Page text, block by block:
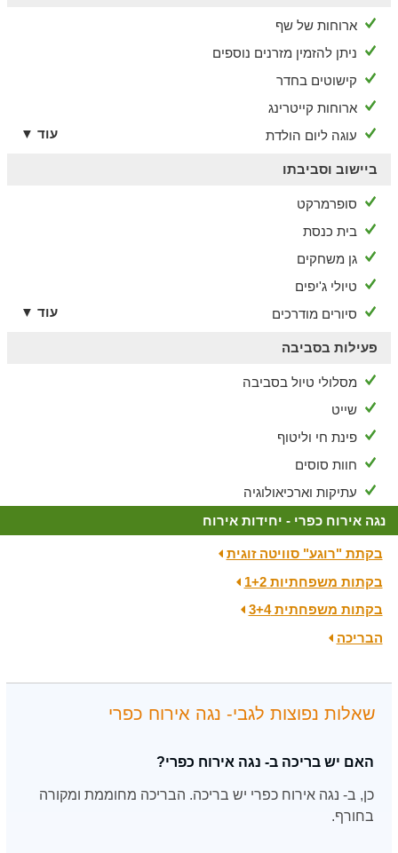
ארוחות של שף
ניתן להזמין מזרנים נוספים
קישוטים בחדר
ארוחות קייטרינג
עוגה ליום הולדת
עוד ▼
ביישוב וסביבתו
סופרמרקט
בית כנסת
גן משחקים
טיולי ג'יפים
סיורים מודרכים
עוד ▼
פעילות בסביבה
מסלולי טיול בסביבה
שייט
פינת חי וליטוף
חוות סוסים
עתיקות וארכיאולוגיה
נגה אירוח כפרי - יחידות אירוח
בקתת "רוגע" סוויטה זוגית
בקתות משפחתיות 1+2
בקתות משפחתית 3+4
הבריכה
שאלות נפוצות לגבי- נגה אירוח כפרי
האם יש בריכה ב- נגה אירוח כפרי?
כן, ב- נגה אירוח כפרי יש בריכה. הבריכה מחוממת ומקורה
בחורף.